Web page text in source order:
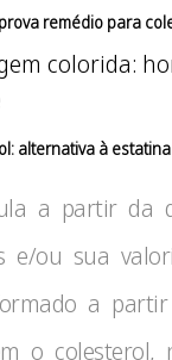
remédio para
alternativa à
a partir da
e/ou sua
a
o